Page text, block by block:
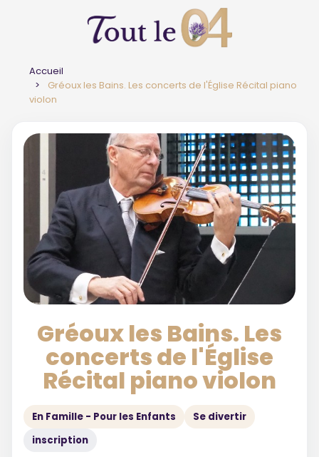
Accueil
Gréoux les Bains. Les concerts de l'Église Récital piano
violon
Gréoux les Bains. Les
concerts de l'Église
Récital piano violon
En Famille - Pour les Enfants
Se divertir
inscription